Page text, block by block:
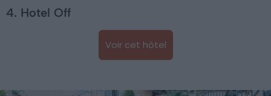
4. Hotel Off
Voir cet hôtel